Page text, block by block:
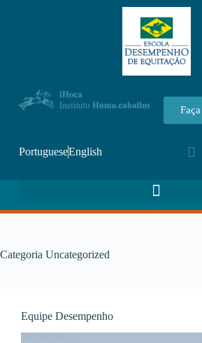
PortugueseEnglish
Categoria Uncategorized
Equipe Desempenho